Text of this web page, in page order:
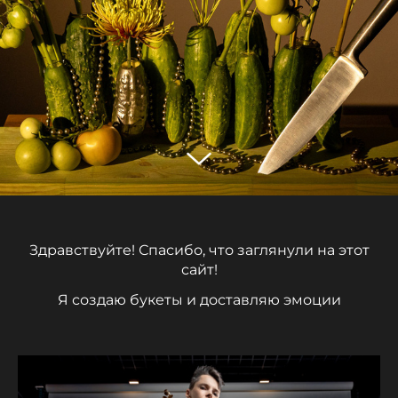
Здравствуйте! Спасибо, что заглянули на этот
сайт!
Я создаю букеты и доставляю эмоции